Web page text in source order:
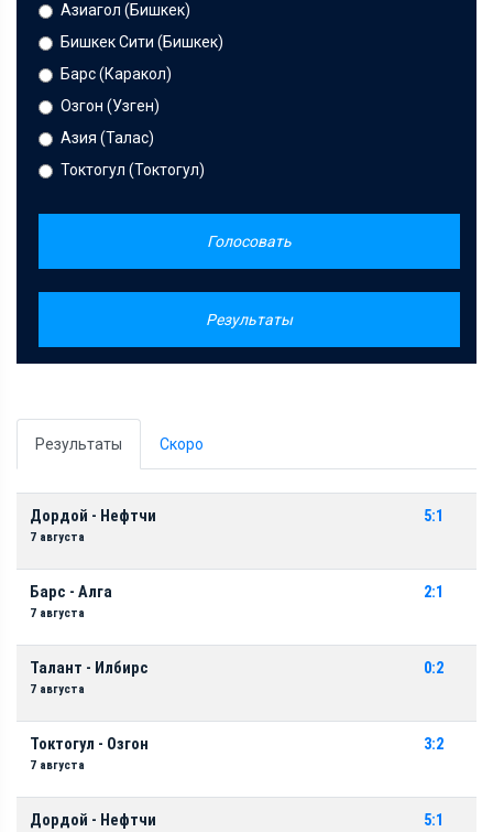
Азиагол (Бишкек)
Бишкек Сити (Бишкек)
Барс (Каракол)
Озгон (Узген)
Азия (Талас)
Токтогул (Токтогул)
Голосовать
Результаты
Результаты Скоро
Дордой - Нефтчи
7 августа
5:1
Барс - Алга
7 августа
2:1
Талант - Илбирс
7 августа
0:2
Токтогул - Озгон
7 августа
3:2
Дордой - Нефтчи 5:1